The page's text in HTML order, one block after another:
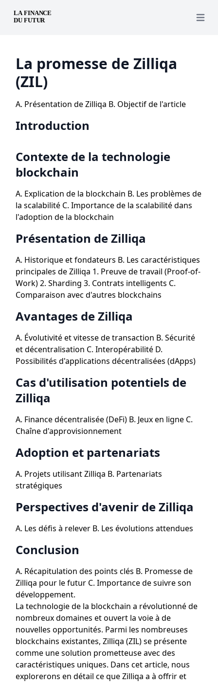
Open
La promesse de Zilliqa
(ZIL)
A. Présentation de Zilliqa B. Objectif de l'article
Introduction
Contexte de la technologie
blockchain
A. Explication de la blockchain B. Les problèmes de
la scalabilité C. Importance de la scalabilité dans
l'adoption de la blockchain
Présentation de Zilliqa
A. Historique et fondateurs B. Les caractéristiques
principales de Zilliqa 1. Preuve de travail (Proof-of-
Work) 2. Sharding 3. Contrats intelligents C.
Comparaison avec d'autres blockchains
Avantages de Zilliqa
A. Évolutivité et vitesse de transaction B. Sécurité
et décentralisation C. Interopérabilité D.
Possibilités d'applications décentralisées (dApps)
Cas d'utilisation potentiels de
Zilliqa
A. Finance décentralisée (DeFi) B. Jeux en ligne C.
Chaîne d'approvisionnement
Adoption et partenariats
A. Projets utilisant Zilliqa B. Partenariats
stratégiques
Perspectives d'avenir de Zilliqa
A. Les défis à relever B. Les évolutions attendues
Conclusion
A. Récapitulation des points clés B. Promesse de
Zilliqa pour le futur C. Importance de suivre son
développement.
La technologie de la blockchain a révolutionné de
nombreux domaines et ouvert la voie à de
nouvelles opportunités. Parmi les nombreuses
blockchains existantes, Zilliqa (ZIL) se présente
comme une solution prometteuse avec des
caractéristiques uniques. Dans cet article, nous
explorerons en détail ce que Zilliqa a à offrir et